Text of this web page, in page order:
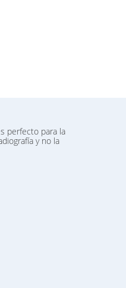
perfecto para la
y no la